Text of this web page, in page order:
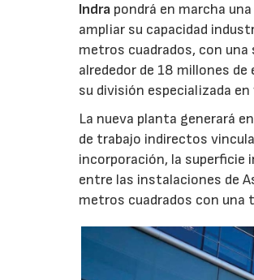
Indra pondrá en marcha
ampliar su capacidad
metros cuadrados, con
alrededor de 18 millones
su división especializada
La nueva planta generará
de trabajo indirectos
incorporación, la superficie
entre las instalaciones de
metros cuadrados con una